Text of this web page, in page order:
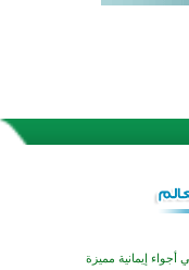
الشخصية للشباب المسلمين
منذ أكثر من قرن